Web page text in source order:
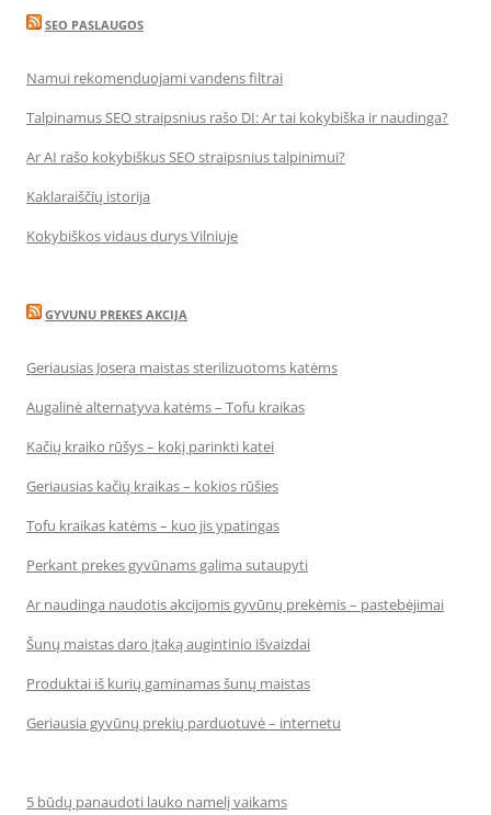
SEO PASLAUGOS
Namui rekomenduojami vandens filtrai
Talpinamus SEO straipsnius rašo DI: Ar tai kokybiška ir naudinga?
Ar AI rašo kokybiškus SEO straipsnius talpinimui?
Kaklaraiščių istorija
Kokybiškos vidaus durys Vilniuje
GYVUNU PREKES AKCIJA
Geriausias Josera maistas sterilizuotoms katėms
Augalinė alternatyva katėms – Tofu kraikas
Kačių kraiko rūšys – kokį parinkti katei
Geriausias kačių kraikas – kokios rūšies
Tofu kraikas katėms – kuo jis ypatingas
Perkant prekes gyvūnams galima sutaupyti
Ar naudinga naudotis akcijomis gyvūnų prekėmis – pastebėjimai
Šunų maistas daro įtaką augintinio išvaizdai
Produktai iš kurių gaminamas šunų maistas
Geriausia gyvūnų prekių parduotuvė – internetu
5 būdų panaudoti lauko namelį vaikams